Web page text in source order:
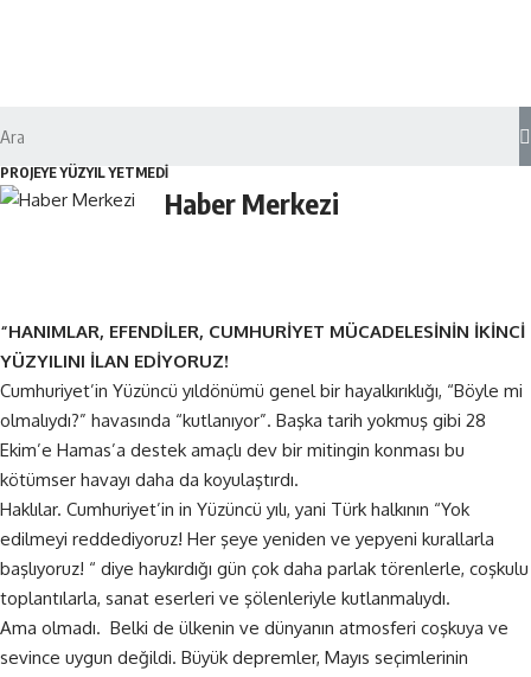
PROJEYE YÜZYIL YETMEDİ
Haber Merkezi
“HANIMLAR, EFENDİLER, CUMHURİYET MÜCADELESİNİN İKİNCİ
YÜZYILINI İLAN EDİYORUZ!
Cumhuriyet’in Yüzüncü yıldönümü genel bir hayalkırıklığı, “Böyle mi
olmalıydı?” havasında “kutlanıyor”. Başka tarih yokmuş gibi 28
Ekim’e Hamas’a destek amaçlı dev bir mitingin konması bu
kötümser havayı daha da koyulaştırdı.
Haklılar. Cumhuriyet’in in Yüzüncü yılı, yani Türk halkının “Yok
edilmeyi reddediyoruz! Her şeye yeniden ve yepyeni kurallarla
başlıyoruz! “ diye haykırdığı gün çok daha parlak törenlerle, coşkulu
toplantılarla, sanat eserleri ve şölenleriyle kutlanmalıydı.
Ama olmadı. Belki de ülkenin ve dünyanın atmosferi coşkuya ve
sevince uygun değildi. Büyük depremler, Mayıs seçimlerinin